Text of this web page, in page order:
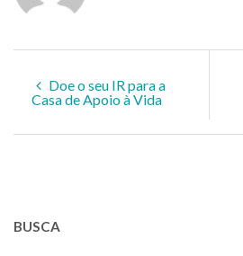
Doe o seu IR para a
Casa de Apoio à Vida
BUSCA